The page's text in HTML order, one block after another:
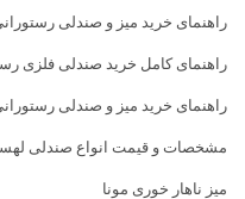
راهنمای خرید میز و صندلی
راهنمای کامل خرید صندلی فلزی رستورانی 12 نکته مهم
راهنمای خرید میز و صندلی رستورانی 15 نکته مهم قبل از
مشخصات و قیمت انواع صندلی
میز ناهار خوری مونا